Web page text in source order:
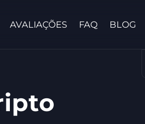
AVALIAÇÕES FAQ BLOG